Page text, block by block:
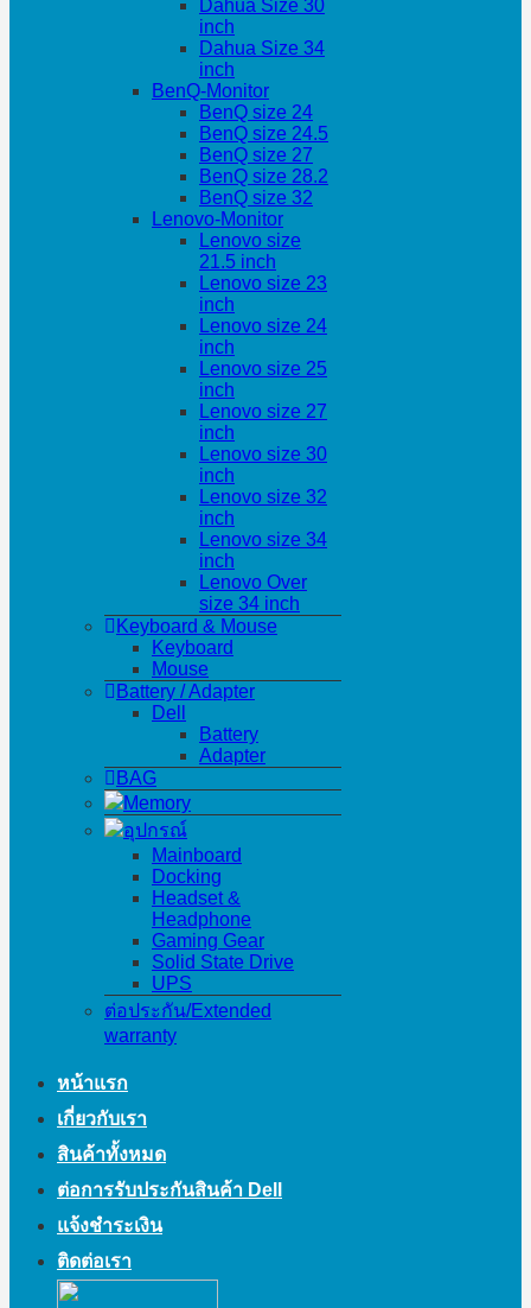
Dahua Size 30
inch
Dahua Size 34
inch
BenQ-Monitor
BenQ size 24
BenQ size 24.5
BenQ size 27
BenQ size 28.2
BenQ size 32
Lenovo-Monitor
Lenovo size
21.5 inch
Lenovo size 23
inch
Lenovo size 24
inch
Lenovo size 25
inch
Lenovo size 27
inch
Lenovo size 30
inch
Lenovo size 32
inch
Lenovo size 34
inch
Lenovo Over
size 34 inch
Keyboard & Mouse
Keyboard
Mouse
Battery / Adapter
Dell
Battery
Adapter
BAG
Memory
อุปกรณ์
Mainboard
Docking
Headset &
Headphone
Gaming Gear
Solid State Drive
UPS
ต่อประกัน/Extended
warranty
หน้าแรก
เกี่ยวกับเรา
สินค้าทั้งหมด
ต่อการรับประกันสินค้า Dell
แจ้งชำระเงิน
ติดต่อเรา